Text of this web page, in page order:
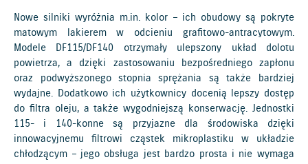
Nowe silniki wyróżnia m.in. kolor – ich obudowy są pokryte
matowym lakierem w odcieniu grafitowo-antracytowym.
Modele DF115/DF140 otrzymały ulepszony układ dolotu
powietrza, a dzięki zastosowaniu bezpośredniego zapłonu
oraz podwyższonego stopnia sprężania są także bardziej
wydajne. Dodatkowo ich użytkownicy docenią lepszy dostęp
do filtra oleju, a także wygodniejszą konserwację. Jednostki
115- i 140-konne są przyjazne dla środowiska dzięki
innowacyjnemu filtrowi cząstek mikroplastiku w układzie
chłodzącym – jego obsługa jest bardzo prosta i nie wymaga